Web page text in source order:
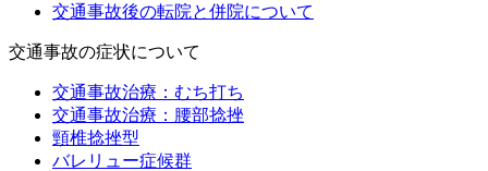
交通事故後の転院と併院について
交通事故の症状について
交通事故治療：むち打ち
交通事故治療：腰部捻挫
頸椎捻挫型
バレリュー症候群